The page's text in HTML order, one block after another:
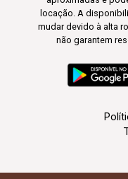
locação. A
mudar devido à alta
não garantem